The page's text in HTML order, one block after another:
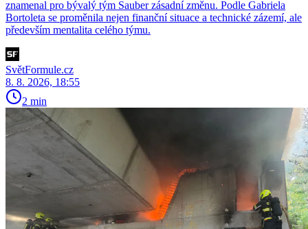
znamenal pro bývalý tým Sauber zásadní změnu. Podle Gabriela
Bortoleta se proměnila nejen finanční situace a technické zázemí, ale
především mentalita celého týmu.
SvětFormule.cz
8. 8. 2026, 18:55
2 min